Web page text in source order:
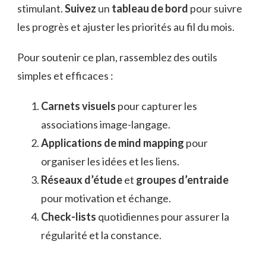
stimulant.Suivez un tableau de bord pour suivre
les progrès et ajuster les priorités au fil du mois.
Pour soutenir ce plan, rassemblez des outils
simples et efficaces :
Carnets visuels pour capturer les
associations image-langage.
Applications de mind mapping pour
organiser les idées et les liens.
Réseaux d’étudeet groupes d’entraide
pour motivation et échange.
Check-lists quotidiennes pour assurer la
régularité et la constance.